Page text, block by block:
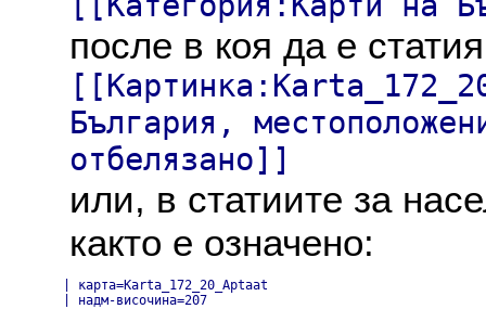
после в коя да е
България,
отбелязано]]
или, в статиите за
както е означено:
| карта=Karta_172_20_Aptaat
| надм-височина=207